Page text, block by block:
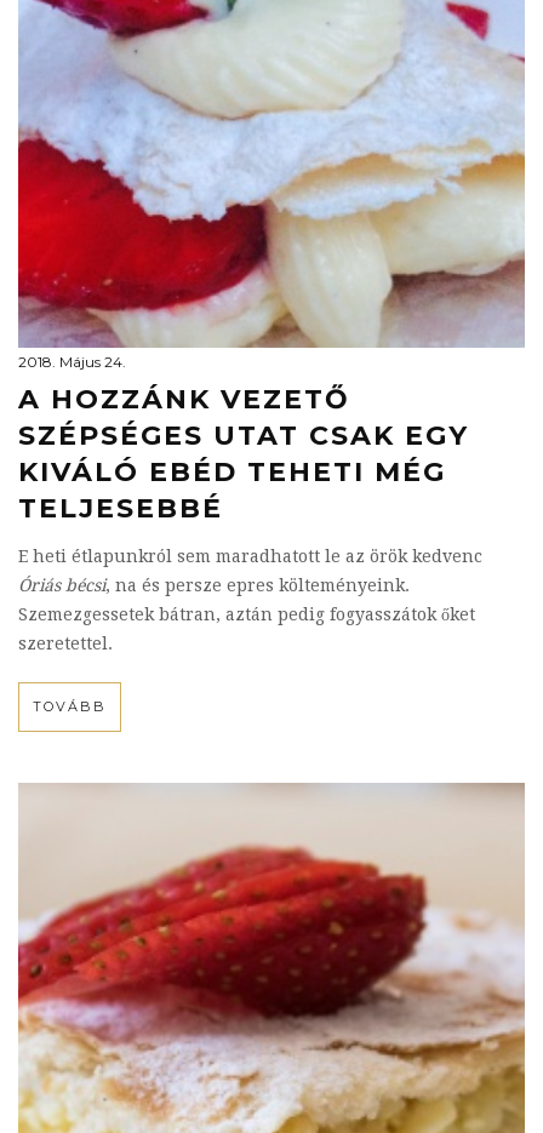
2018. Május 24.
A HOZZÁNK VEZETŐ
SZÉPSÉGES UTAT CSAK EGY
KIVÁLÓ EBÉD TEHETI MÉG
TELJESEBBÉ
E heti étlapunkról sem maradhatott le az örök kedvenc
Óriás bécsi, na és persze epres költeményeink.
Szemezgessetek bátran, aztán pedig fogyasszátok őket
szeretettel.
TOVÁBB